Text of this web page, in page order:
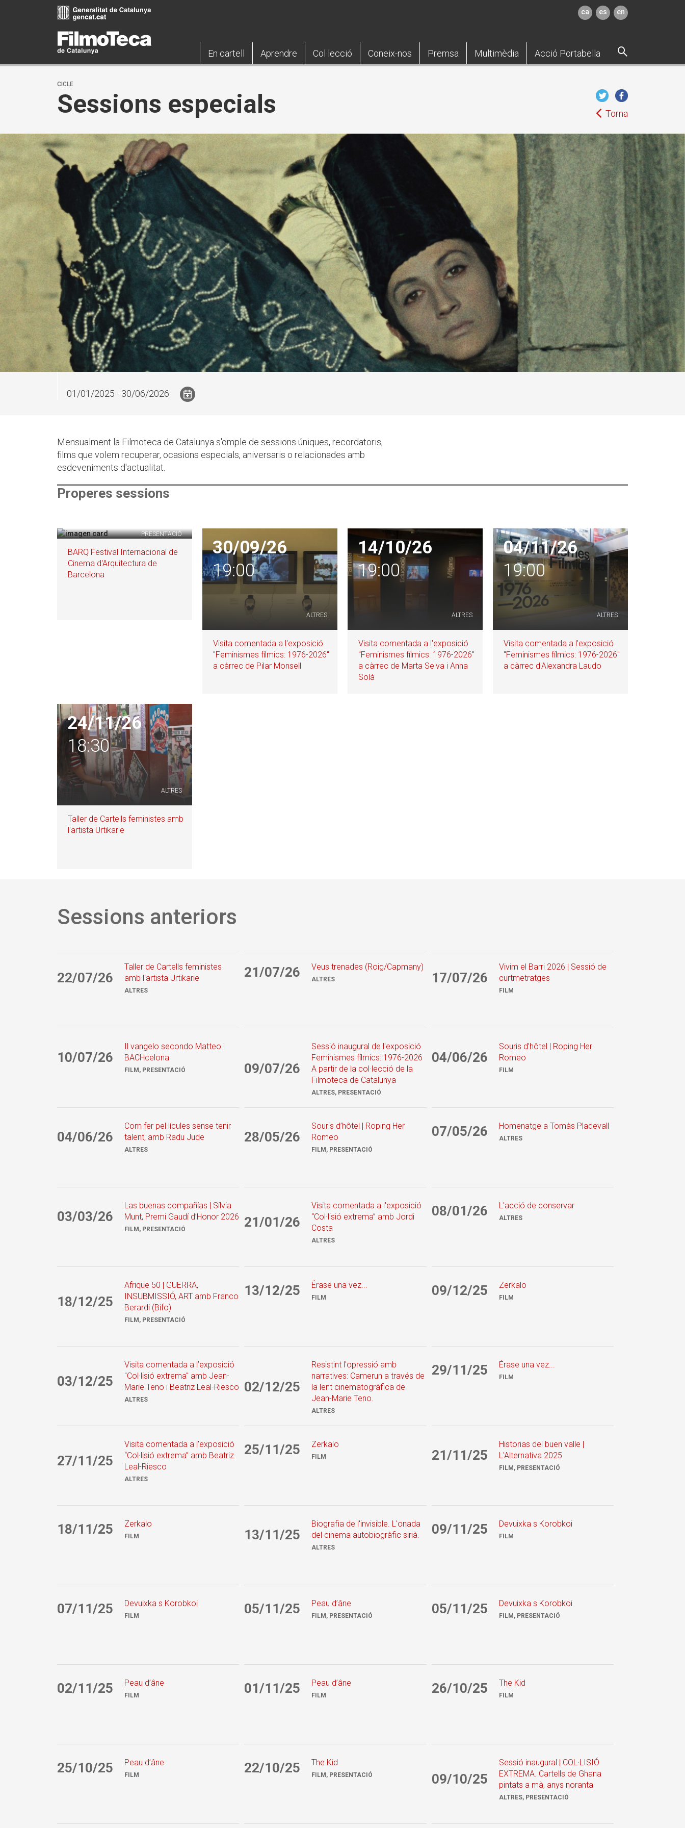
ca es en
En cartell Aprendre Col·lecció Coneix-nos Premsa Multimèdia Acció Portabella
CICLE
Sessions especials Torna
01/01/2025 - 30/06/2026
Mensualment la Filmoteca de Catalunya s'omple de sessions úniques, recordatoris,
films que volem recuperar, ocasions especials, aniversaris o relacionades amb
esdeveniments d'actualitat.
Properes sessions
17/09/26
20:00
PRESENTACIÓ
BARQ Festival Internacional de
Cinema d'Arquitectura de
Barcelona
30/09/26
19:00
ALTRES
Visita comentada a l'exposició
"Feminismes fílmics: 1976-2026"
a càrrec de Pilar Monsell
14/10/26
19:00
ALTRES
Visita comentada a l'exposició
"Feminismes fílmics: 1976-2026"
a càrrec de Marta Selva i Anna
Solà
04/11/26
19:00
ALTRES
Visita comentada a l'exposició
"Feminismes fílmics: 1976-2026"
a càrrec d'Alexandra Laudo
24/11/26
18:30
ALTRES
Taller de Cartells feministes amb
l'artista Urtikarie
Sessions anteriors
22/07/26
Taller de Cartells feministes
amb l'artista Urtikarie
ALTRES
21/07/26 Veus trenades (Roig/Capmany)
ALTRES 17/07/26
Vivim el Barri 2026 | Sessió de
curtmetratges
FILM
10/07/26
Il vangelo secondo Matteo |
BACHcelona
FILM, PRESENTACIÓ 09/07/26
Sessió inaugural de l'exposició
Feminismes fílmics: 1976-2026
A partir de la col·lecció de la
Filmoteca de Catalunya
ALTRES, PRESENTACIÓ
04/06/26
Souris d’hôtel | Roping Her
Romeo
FILM
04/06/26
Com fer pel·lícules sense tenir
talent, amb Radu Jude
ALTRES
28/05/26
Souris d’hôtel | Roping Her
Romeo
FILM, PRESENTACIÓ
07/05/26 Homenatge a Tomàs Pladevall
ALTRES
03/03/26
Las buenas compañías | Sílvia
Munt, Premi Gaudí d’Honor 2026
FILM, PRESENTACIÓ 21/01/26
Visita comentada a l'exposició
“Col·lisió extrema” amb Jordi
Costa
ALTRES
08/01/26 L'acció de conservar
ALTRES
18/12/25
Afrique 50 | GUERRA,
INSUBMISSIÓ, ART amb Franco
Berardi (Bifo)
FILM, PRESENTACIÓ
13/12/25 Érase una vez...
FILM 09/12/25 Zerkalo
FILM
03/12/25
Visita comentada a l’exposició
"Col·lisió extrema" amb Jean-
Marie Teno i Beatriz Leal-Riesco
ALTRES
02/12/25
Resistint l'opressió amb
narratives: Camerun a través de
la lent cinematogràfica de
Jean-Marie Teno.
ALTRES
29/11/25 Érase una vez...
FILM
27/11/25
Visita comentada a l'exposició
“Col·lisió extrema” amb Beatriz
Leal-Riesco
ALTRES
25/11/25 Zerkalo
FILM 21/11/25
Historias del buen valle |
L'Alternativa 2025
FILM, PRESENTACIÓ
18/11/25 Zerkalo
FILM 13/11/25
Biografia de l'invisible. L'onada
del cinema autobiogràfic sirià.
ALTRES
09/11/25 Devuixka s Korobkoi
FILM
07/11/25 Devuixka s Korobkoi
FILM 05/11/25 Peau d’âne
FILM, PRESENTACIÓ 05/11/25 Devuixka s Korobkoi
FILM, PRESENTACIÓ
02/11/25 Peau d’âne
FILM 01/11/25 Peau d’âne
FILM 26/10/25 The Kid
FILM
25/10/25 Peau d’âne
FILM 22/10/25 The Kid
FILM, PRESENTACIÓ 09/10/25
Sessió inaugural | COL·LISIÓ
EXTREMA. Cartells de Ghana
pintats a mà, anys noranta
ALTRES, PRESENTACIÓ